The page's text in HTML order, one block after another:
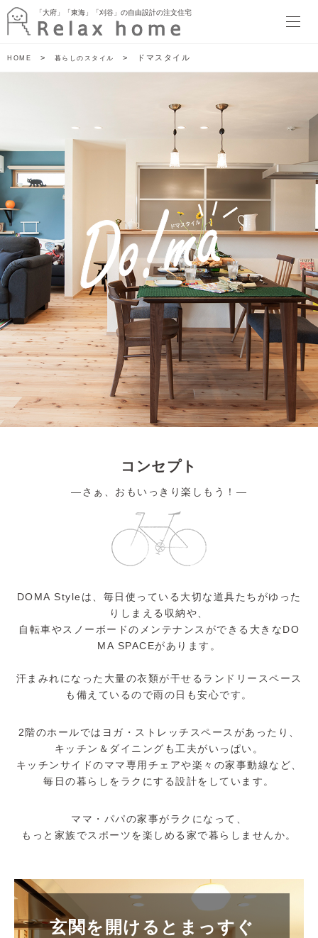
「大府」「東海」「刈谷」の自由設計の注文住宅
SORATTORIA
terrace side kitchen HOUSE
garden kitchen HOUSE
暮らしのスタイル
ぬりかべW断熱スタイル
ゲヤスタイル
ドマスタイル
アトリエスタイル
キャンバススタイル
施工事例
家づくり
家づくりの流れ
価格・仕様
性能
アフターメンテナンス・保証
土地・分譲住宅
土地から探す
分譲住宅
「大府」「東海」「刈谷」の自由設計の注文住宅
HOME > 暮らしのスタイル > ドマスタイル
コンセプト
―さぁ、おもいっきり楽しもう！―
DOMA Styleは、毎日使っている大切な道具たちがゆった
りしまえる収納や、
自転車やスノーボードのメンテナンスができる大きなDO
MA SPACEがあります。
汗まみれになった大量の衣類が干せるランドリースペース
も備えているので雨の日も安心です。
2階のホールではヨガ・ストレッチスペースがあったり、
キッチン＆ダイニングも工夫がいっぱい。
キッチンサイドのママ専用チェアや楽々の家事動線など、
毎日の暮らしをラクにする設計をしています。
ママ・パパの家事がラクになって、
もっと家族でスポーツを楽しめる家で暮らしませんか。
玄関を開けるとまっすぐ